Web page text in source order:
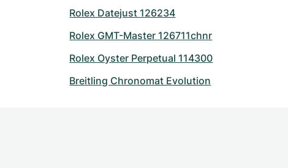
Rolex Datejust 126234
Rolex GMT-Master 126711chnr
Rolex Oyster Perpetual 114300
Breitling Chronomat Evolution